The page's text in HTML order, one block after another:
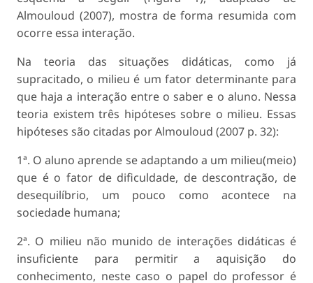
Almouloud (2007), mostra de forma resumida com
ocorre essa interação.
Na teoria das situações didáticas, como já
supracitado, o milieu é um fator determinante para
que haja a interação entre o saber e o aluno. Nessa
teoria existem três hipóteses sobre o milieu. Essas
hipóteses são citadas por Almouloud (2007 p. 32):
1ª. O aluno aprende se adaptando a um milieu(meio)
que é o fator de dificuldade, de descontração, de
desequilíbrio, um pouco como acontece na
sociedade humana;
2ª. O milieu não munido de interações didáticas é
insuficiente para permitir a aquisição do
conhecimento, neste caso o papel do professor é